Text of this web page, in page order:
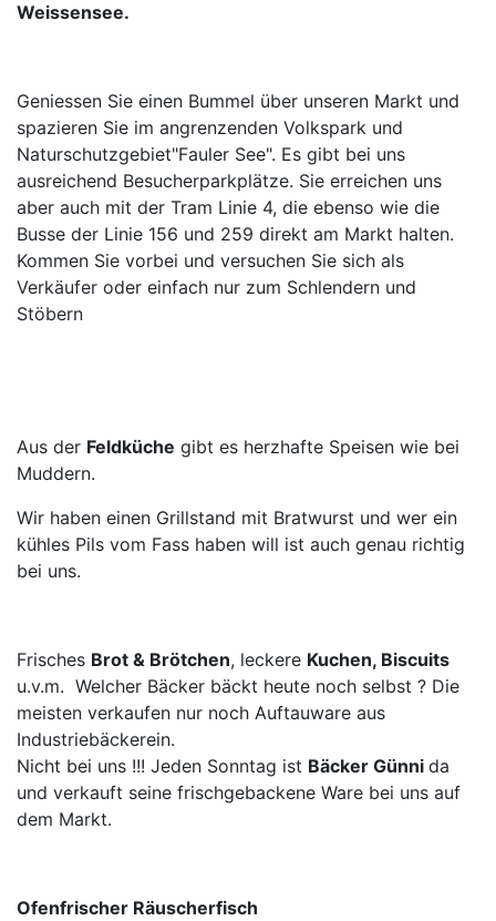
Weissensee.
Geniessen Sie einen Bummel über unseren Markt und
spazieren Sie im angrenzenden Volkspark und
Naturschutzgebiet"Fauler See". Es gibt bei uns
ausreichend Besucherparkplätze. Sie erreichen uns
aber auch mit der Tram Linie 4, die ebenso wie die
Busse der Linie 156 und 259 direkt am Markt halten.
Kommen Sie vorbei und versuchen Sie sich als
Verkäufer oder einfach nur zum Schlendern und
Stöbern
Aus der Feldküche gibt es herzhafte Speisen wie bei
Muddern.
Wir haben einen Grillstand mit Bratwurst und wer ein
kühles Pils vom Fass haben will ist auch genau richtig
bei uns.
Frisches Brot & Brötchen, leckere Kuchen, Biscuits
u.v.m. Welcher Bäcker bäckt heute noch selbst ? Die
meisten verkaufen nur noch Auftauware aus
Industriebäckerein.
Nicht bei uns !!! Jeden Sonntag ist Bäcker Günni da
und verkauft seine frischgebackene Ware bei uns auf
dem Markt.
Ofenfrischer Räuscherfisch